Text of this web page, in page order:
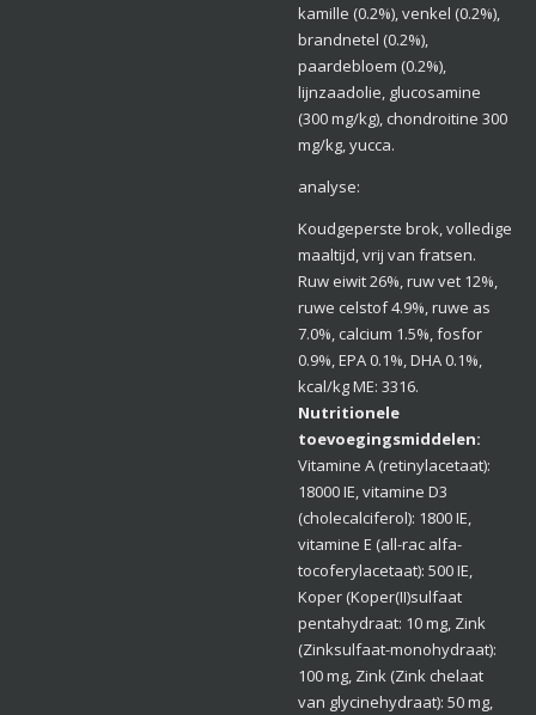
kamille (0.2%), venkel (0.2%),
brandnetel (0.2%),
paardebloem (0.2%),
lijnzaadolie, glucosamine
(300 mg/kg), chondroitine 300
mg/kg, yucca.
analyse:
Koudgeperste brok, volledige
maaltijd, vrij van fratsen.
Ruw eiwit 26%, ruw vet 12%,
ruwe celstof 4.9%, ruwe as
7.0%, calcium 1.5%, fosfor
0.9%, EPA 0.1%, DHA 0.1%,
kcal/kg ME: 3316.
Nutritionele
toevoegingsmiddelen:
Vitamine A (retinylacetaat):
18000 IE, vitamine D3
(cholecalciferol): 1800 IE,
vitamine E (all-rac alfa-
tocoferylacetaat): 500 IE,
Koper (Koper(II)sulfaat
pentahydraat: 10 mg, Zink
(Zinksulfaat-monohydraat):
100 mg, Zink (Zink chelaat
van glycinehydraat): 50 mg,